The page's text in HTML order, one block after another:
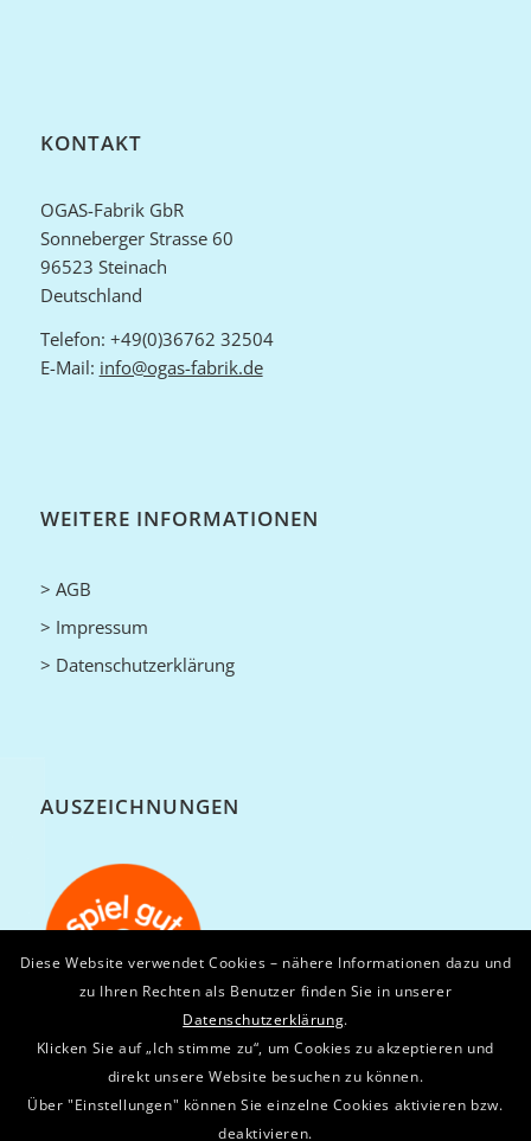
KONTAKT
OGAS-Fabrik GbR
Sonneberger Strasse 60
96523 Steinach
Deutschland
Telefon: +49(0)36762 32504
E-Mail: info@ogas-fabrik.de
WEITERE INFORMATIONEN
> AGB
> Impressum
> Datenschutzerklärung
AUSZEICHNUNGEN
Diese Website verwendet Cookies – nähere Informationen dazu und
zu Ihren Rechten als Benutzer finden Sie in unserer
Datenschutzerklärung.
Klicken Sie auf „Ich stimme zu“, um Cookies zu akzeptieren und
direkt unsere Website besuchen zu können.
Über "Einstellungen" können Sie einzelne Cookies aktivieren bzw.
deaktivieren.